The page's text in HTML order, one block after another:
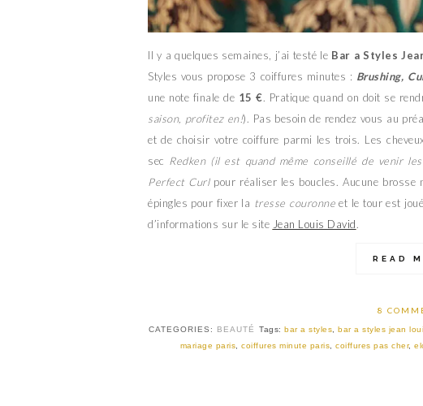
Il y a quelques semaines, j’ai testé le Bar a Styles
Styles vous propose 3 coiffures minutes : Brushing,
une note finale de 15 €. Pratique quand on doit se
saison, profitez en!). Pas besoin de rendez vous au
et de choisir votre coiffure parmi les trois. Les
sec Redken (il est quand même conseillé de venir les
Perfect Curlpour réaliser les boucles. Aucune brosse
épingles pour fixer la tresse couronne et le tour est
d’informations sur le site Jean Louis David.
READ
8
CATEGORIES: BEAUTÉ Tags:bar a styles ,bar a styles jean
mariage paris
coiffures minute paris coiffures pas cher,